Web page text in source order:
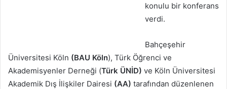
konulu bir konferans
verdi.
Bahçeşehir
Üniversitesi Köln (BAU Köln), Türk Öğrenci ve
Akademisyenler Derneği (Türk ÜNİD) ve Köln Üniversitesi
Akademik Dış İlişkiler Dairesi (AA) tarafından düzenlenen